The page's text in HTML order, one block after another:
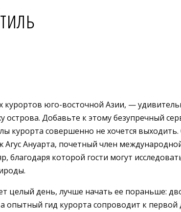
курортов юго-восточной Азии, —
острова. Добавьте к этому безупречный
курорта совершенно не хочется
Ануарта, почетный член
благодаря которой гости могут
целый день, лучше начать ее пораньше:
гид курорта сопроводит к первой